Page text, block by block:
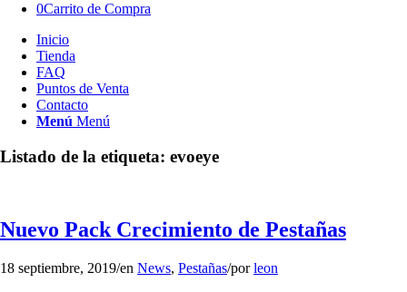
0Carrito de Compra
Inicio
Tienda
FAQ
Puntos de Venta
Contacto
Menú Menú
Listado de la etiqueta: evoeye
Nuevo Pack Crecimiento de Pestañas
18 septiembre, 2019/en News, Pestañas/porleon